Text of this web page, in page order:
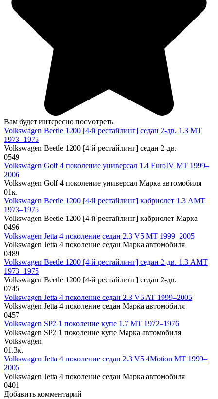
Вам будет интересно посмотреть
Volkswagen Beetle 1200 [4-й рестайлинг] седан 2-дв. 1.3 MT
1973–1975
Volkswagen Beetle 1200 [4-й рестайлинг] седан 2-дв.
0549
Volkswagen Golf 4 поколение универсал 1.4 EuroIV MT 1999–
2006
Volkswagen Golf 4 поколение универсал Марка автомобиля
01к.
Volkswagen Beetle 1200 [4-й рестайлинг] кабриолет 1.3 AMT
1973–1975
Volkswagen Beetle 1200 [4-й рестайлинг] кабриолет Марка
0496
Volkswagen Jetta 4 поколение седан 2.3 V5 MT 1999–2005
Volkswagen Jetta 4 поколение седан Марка автомобиля
0489
Volkswagen Beetle 1200 [4-й рестайлинг] седан 2-дв. 1.3 AMT
1973–1975
Volkswagen Beetle 1200 [4-й рестайлинг] седан 2-дв.
0745
Volkswagen Jetta 4 поколение седан 2.3 V5 AT 1999–2005
Volkswagen Jetta 4 поколение седан Марка автомобиля
0457
Volkswagen SP2 1 поколение купе 1.7 MT 1972–1976
Volkswagen SP2 1 поколение купе Марка автомобиля:
Volkswagen
01.3к.
Volkswagen Jetta 4 поколение седан 2.3 V5 4Motion MT 1999–
2005
Volkswagen Jetta 4 поколение седан Марка автомобиля
0401
Добавить комментарий